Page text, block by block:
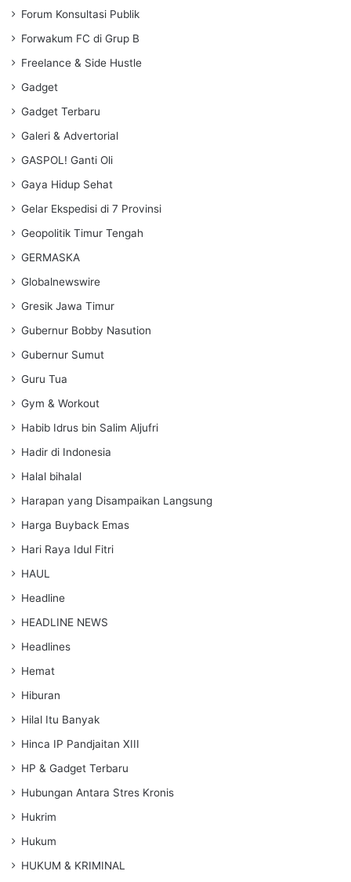
Forum Konsultasi Publik
Forwakum FC di Grup B
Freelance & Side Hustle
Gadget
Gadget Terbaru
Galeri & Advertorial
GASPOL! Ganti Oli
Gaya Hidup Sehat
Gelar Ekspedisi di 7 Provinsi
Geopolitik Timur Tengah
GERMASKA
Globalnewswire
Gresik Jawa Timur
Gubernur Bobby Nasution
Gubernur Sumut
Guru Tua
Gym & Workout
Habib Idrus bin Salim Aljufri
Hadir di Indonesia
Halal bihalal
Harapan yang Disampaikan Langsung
Harga Buyback Emas
Hari Raya Idul Fitri
HAUL
Headline
HEADLINE NEWS
Headlines
Hemat
Hiburan
Hilal Itu Banyak
Hinca IP Pandjaitan XIII
HP & Gadget Terbaru
Hubungan Antara Stres Kronis
Hukrim
Hukum
HUKUM & KRIMINAL